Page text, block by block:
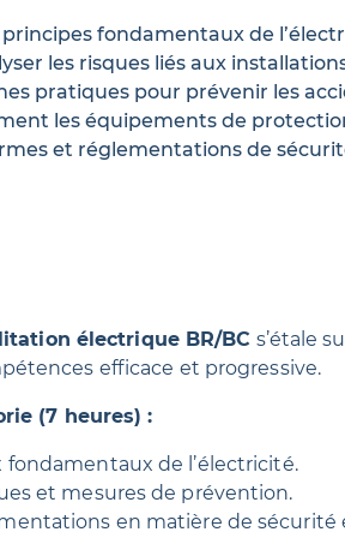
fondamentaux de
les risques liés aux
pratiques pour prévenir les
les équipements de
et réglementations de
électrique BR/BC s’étale
efficace et progressive.
(7 heures) :
de l’électricité.
et mesures de prévention.
en matière de sécurité